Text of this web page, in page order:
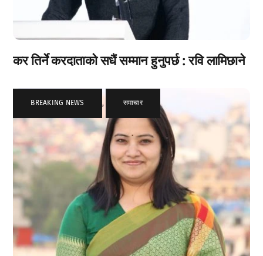
कर तिर्ने करदाताको सधैं सम्मान हुनुपर्छ : रवि लामिछाने
BREAKING NEWS , समाचार